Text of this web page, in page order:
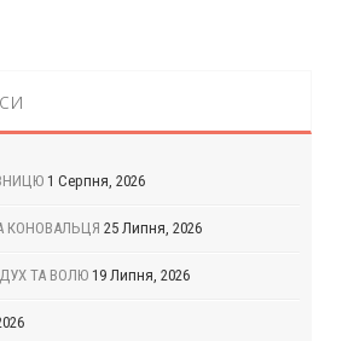
1 Серпня, 2026
КОНОВАЛЬЦЯ 25 Липня, 2026
ТА ВОЛЮ 19 Липня, 2026